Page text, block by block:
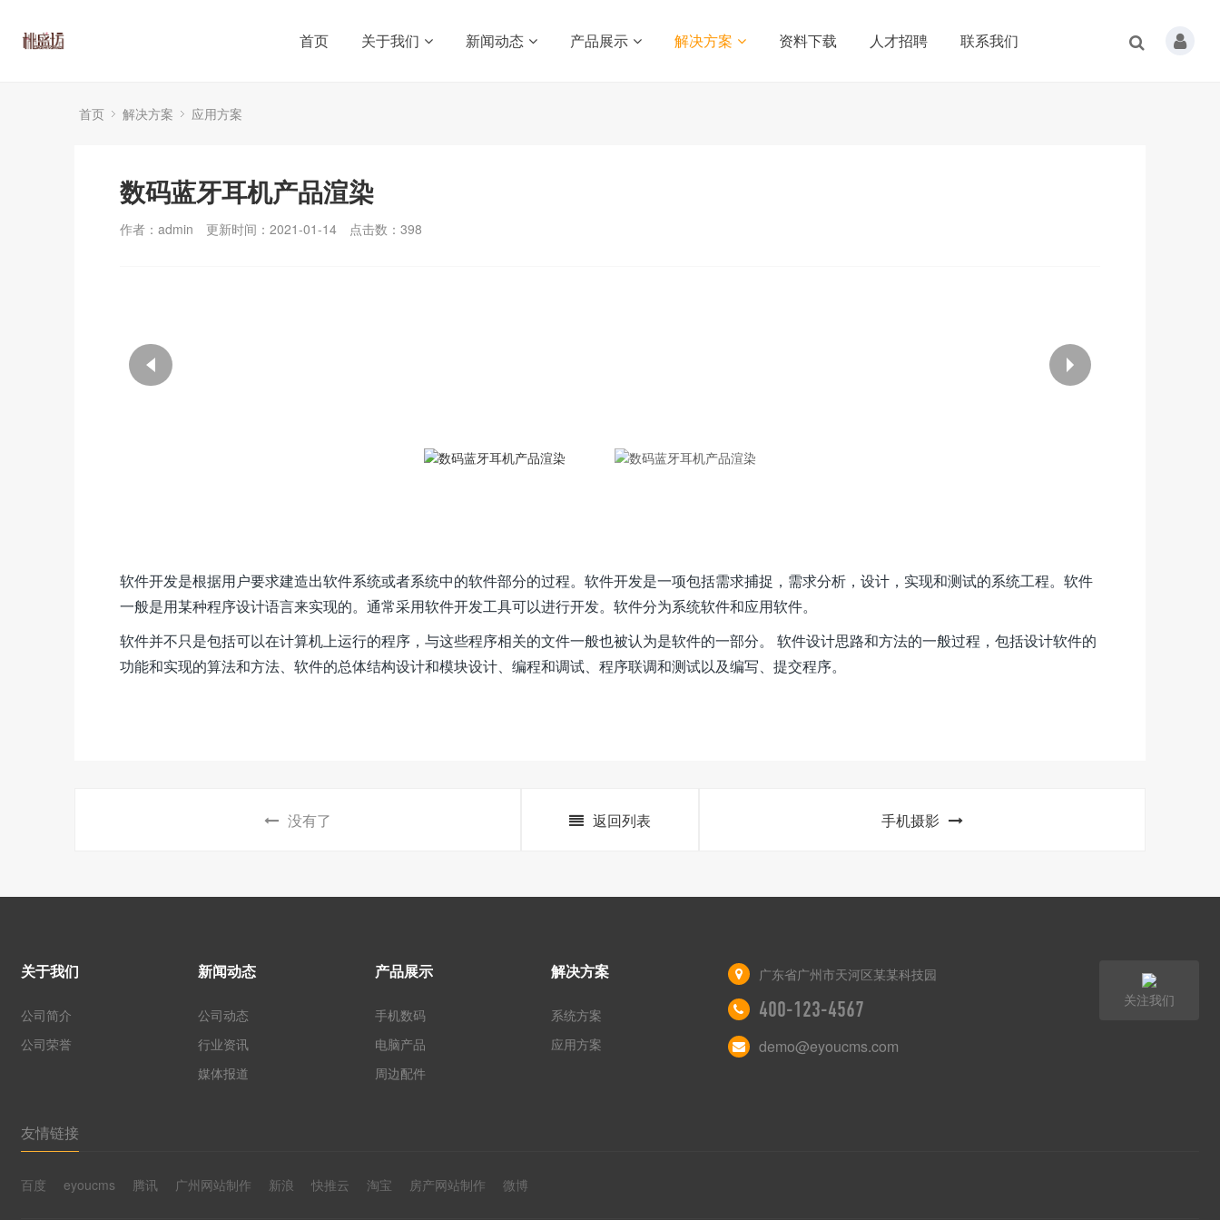
首页 关于我们 新闻动态 产品展示 解决方案 资料下载 人才招聘 联系我们
首页 解决方案 应用方案
数码蓝牙耳机产品渲染
作者：admin 更新时间：2021-01-14 点击数： 398
软件开发是根据用户要求建造出软件系统或者系统中的软件部分的过程。软件开发是一项包括需求捕捉，需求分析，设计，实现和测试的系统工程。软件
一般是用某种程序设计语言来实现的。通常采用软件开发工具可以进行开发。软件分为系统软件和应用软件。
软件并不只是包括可以在计算机上运行的程序，与这些程序相关的文件一般也被认为是软件的一部分。 软件设计思路和方法的一般过程，包括设计软件的
功能和实现的算法和方法、软件的总体结构设计和模块设计、编程和调试、程序联调和测试以及编写、提交程序。
没有了 返回列表 手机摄影
关于我们
公司简介
公司荣誉
新闻动态
公司动态
行业资讯
媒体报道
产品展示
手机数码
电脑产品
周边配件
解决方案
系统方案
应用方案
广东省广州市天河区某某科技园
400-123-4567
demo@eyoucms.com
关注我们
友情链接
百度 eyoucms 腾讯 广州网站制作 新浪 快推云 淘宝 房产网站制作 微博